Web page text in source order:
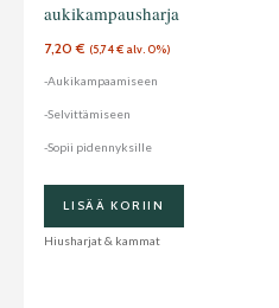
aukikampausharja
7,20€ (5,74€ alv. 0%)
-Aukikampaamiseen
-Selvittämiseen
-Sopii pidennyksille
LISÄÄ KORIIN
Hiusharjat & kammat